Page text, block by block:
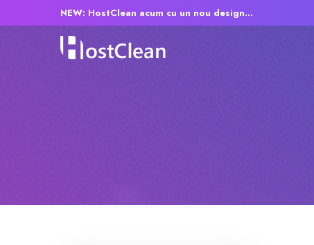
NEW: HostClean acum cu un nou design...